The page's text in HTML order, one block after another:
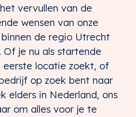
vervullen van de
wensen van onze
de regio Utrecht
Of je nu als startende
eerste locatie zoekt, of
op zoek bent naar
elders in Nederland, ons
om alles voor je te